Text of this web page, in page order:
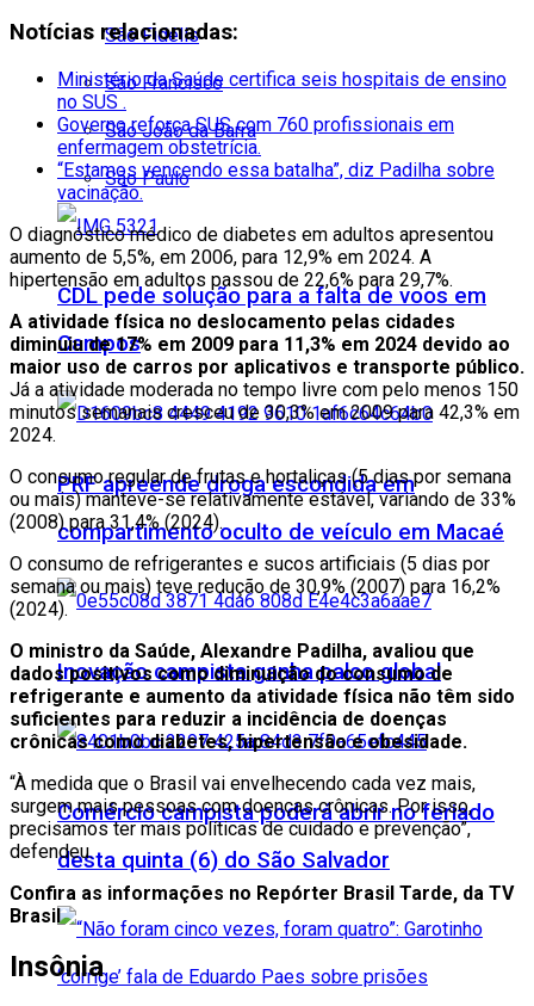
São Fidélis
São Francisco
São João da Barra
São Paulo
CDL pede solução para a falta de voos em
Campos
PRF apreende droga escondida em
compartimento oculto de veículo em Macaé
Inovação campista ganha palco global
Comércio campista poderá abrir no feriado
desta quinta (6) do São Salvador
Notícias relacionadas:
Ministério da Saúde certifica seis hospitais de ensino
no SUS .
Governo reforça SUS com 760 profissionais em
enfermagem obstetrícia.
“Estamos vencendo essa batalha”, diz Padilha sobre
vacinação.
O diagnóstico médico de diabetes em adultos apresentou
aumento de 5,5%, em 2006, para 12,9% em 2024. A
hipertensão em adultos passou de 22,6% para 29,7%.
A atividade física no deslocamento pelas cidades
diminuiu de 17% em 2009 para 11,3% em 2024 devido ao
maior uso de carros por aplicativos e transporte público.
Já a atividade moderada no tempo livre com pelo menos 150
minutos semanais cresceu de 30,3% em 2009 para 42,3% em
2024.
O consumo regular de frutas e hortaliças (5 dias por semana
ou mais) manteve-se relativamente estável, variando de 33%
(2008) para 31,4% (2024).
O consumo de refrigerantes e sucos artificiais (5 dias por
semana ou mais) teve redução de 30,9% (2007) para 16,2%
(2024).
O ministro da Saúde, Alexandre Padilha, avaliou que
dados positivos como diminuição do consumo de
refrigerante e aumento da atividade física não têm sido
suficientes para reduzir a incidência de doenças
crônicas como diabetes, hipertensão e obesidade.
“À medida que o Brasil vai envelhecendo cada vez mais,
surgem mais pessoas com doenças crônicas. Por isso,
precisamos ter mais políticas de cuidado e prevenção”,
defendeu.
Confira as informações no Repórter Brasil Tarde, da TV
Brasil
Insônia